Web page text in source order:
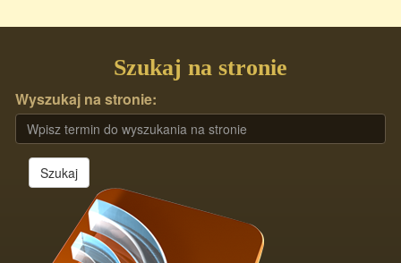
Szukaj na stronie
Wyszukaj na stronie:
Szukaj